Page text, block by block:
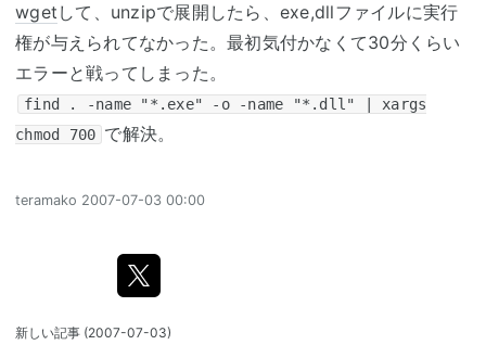
wget して、unzipで展開したら、exe,dllファイルに実行
権が与えられてなかった。最初気付かなくて30分くらい
エラーと戦ってしまった。
find . -name "*.exe" -o -name "*.dll" | xargs
chmod 700 で解決。
teramako 2007-07-03 00:00
新しい記事 (2007-07-03)